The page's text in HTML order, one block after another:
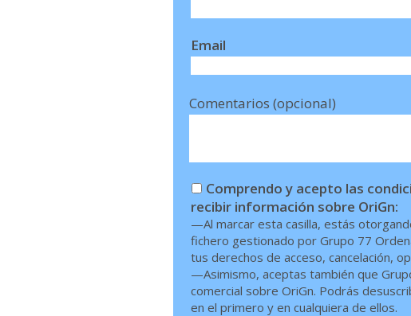
Email
Comentarios (opcional)
Comprendo y acepto las
recibir información sobre OriGn:
—Al marcar esta casilla, estás
fichero gestionado por Grupo 77
tus derechos de acceso, cancelación,
—Asimismo, aceptas también que
comercial sobre OriGn. Podrás
en el primero y en cualquiera de ellos.